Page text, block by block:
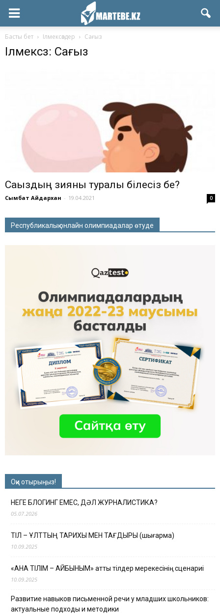
Басты бет Ілмексөздер Сағыз
Ілмексөз: Сағыз
Сағыздың зияны туралы білесіз бе?
Сымбат Айдархан - 19.04.2021 0
Республикалық онлайн олимпиадалар өтуде
Оқи отырыңыз!
НЕГЕ БЛОГИНГ ЕМЕС, ДӘЛ ЖУРНАЛИСТИКА?
05.07.2026
ТІЛ – ҰЛТТЫҢ ТАРИХЫ МЕН ТАҒДЫРЫ (шығарма)
10.09.2025
«АНА ТІЛІМ – АЙБЫНЫМ» атты тілдер мерекесінің сценариі
10.09.2025
Развитие навыков письменной речи у младших школьников:
актуальные подходы и методики